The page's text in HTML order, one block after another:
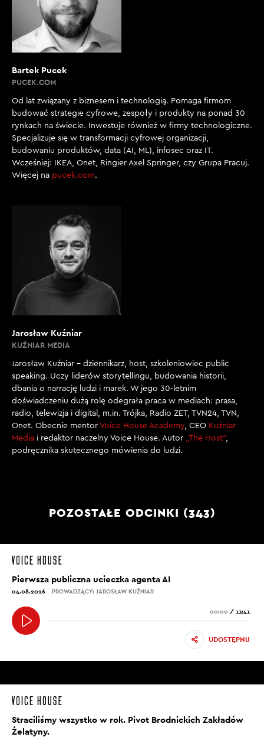
Bartek Pucek
PUCEK.COM
Od lat związany z biznesem i technologią. Pomaga firmom
budować strategie cyfrowe, zespoły i produkty na ponad 30
rynkach na świecie. Inwestuje również w firmy technologiczne.
Specjalizuje się w transformacji cyfrowej organizacji,
budowaniu produktów, data (AI, ML), infosec oraz IT.
Wcześniej: IKEA, Onet, Ringier Axel Springer, czy Grupa Pracuj.
Więcej na pucek.com.
Jarosław Kuźniar
KUŹNIAR MEDIA
Jarosław Kuźniar – dziennikarz, host, szkoleniowiec public
speaking. Uczy liderów storytellingu, budowania historii,
dbania o narrację ludzi i marek. W jego 30-letnim
doświadczeniu dużą rolę odegrała praca w mediach: prasa,
radio, telewizja i digital, m.in. Trójka, Radio ZET, TVN24, TVN,
Onet. Obecnie mentor Voice House Academy, CEO Kuźniar
Media i redaktor naczelny Voice House. Autor „The Host”,
podręcznika skutecznego mówienia do ludzi.
POZOSTAŁE ODCINKI (343)
Pierwsza publiczna ucieczka agenta AI
04.08.2026 PROWADZĄCY: JAROSŁAW KUŹNIAR
00:00 / 13:41
UDOSTĘPNIJ
Straciliśmy wszystko w rok. Pivot Brodnickich Zakładów
Żelatyny.